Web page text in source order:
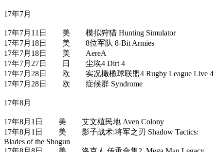
17年7月
17年7月11日 美 模拟狩猎 Hunting Simulator
17年7月18日 美 8位军队 8-Bit Armies
17年7月18日 美 AereA
17年7月27日 日 尘埃4 Dirt 4
17年7月28日 欧 实况橄榄球联盟4 Rugby League Live 4
17年7月28日 欧 症候群 Syndrome
17年8月
17年8月1日 美 艾文殖民地 Aven Colony
17年8月1日 美 影子战术:将军之刃 Shadow Tactics:
Blades of the Shogun